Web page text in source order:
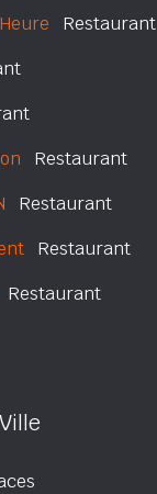
Restaurant
Restaurant
Restaurant
Restaurant
Restaurant